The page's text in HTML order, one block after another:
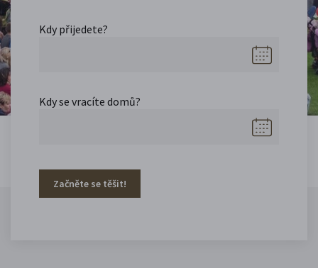
Kdy přijedete?
Kdy se vracíte domů?
Začněte se těšit!